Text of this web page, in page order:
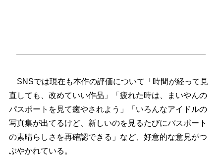
SNSでは現在も本作の評価について「時間が経って見
直しても、改めていい作品」「疲れた時は、まいやんの
パスポートを見て癒やされよう」「いろんなアイドルの
写真集が出てるけど、新しいのを見るたびにパスポート
の素晴らしさを再確認できる」など、好意的な意見がつ
ぶやかれている。